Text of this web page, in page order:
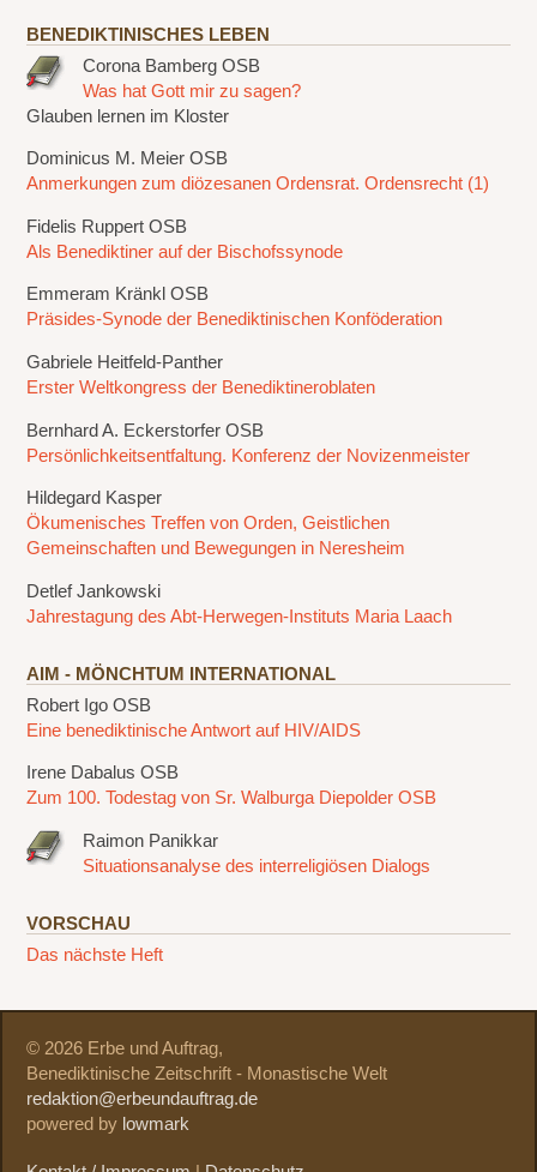
BENEDIKTINISCHES LEBEN
Corona Bamberg OSB
Was hat Gott mir zu sagen?
Glauben lernen im Kloster
Dominicus M. Meier OSB
Anmerkungen zum diözesanen Ordensrat. Ordensrecht (1)
Fidelis Ruppert OSB
Als Benediktiner auf der Bischofssynode
Emmeram Kränkl OSB
Präsides-Synode der Benediktinischen Konföderation
Gabriele Heitfeld-Panther
Erster Weltkongress der Benediktineroblaten
Bernhard A. Eckerstorfer OSB
Persönlichkeitsentfaltung. Konferenz der Novizenmeister
Hildegard Kasper
Ökumenisches Treffen von Orden, Geistlichen
Gemeinschaften und Bewegungen in Neresheim
Detlef Jankowski
Jahrestagung des Abt-Herwegen-Instituts Maria Laach
AIM - MÖNCHTUM INTERNATIONAL
Robert Igo OSB
Eine benediktinische Antwort auf HIV/AIDS
Irene Dabalus OSB
Zum 100. Todestag von Sr. Walburga Diepolder OSB
Raimon Panikkar
Situationsanalyse des interreligiösen Dialogs
VORSCHAU
Das nächste Heft
© 2026 Erbe und Auftrag,
Benediktinische Zeitschrift - Monastische Welt
redaktion@erbeundauftrag.de
powered by lowmark